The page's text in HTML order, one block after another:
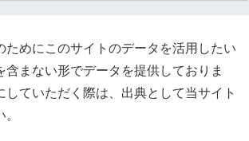
ためにこのサイトのデータを活用したい
含まない形でデータを提供しておりま
していただく際は、出典として当サイト